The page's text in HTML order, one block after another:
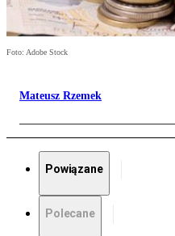
Foto: Adobe Stock
Mateusz Rzemek
Powiązane
Polecane